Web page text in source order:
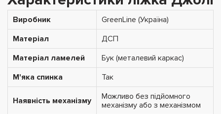
Виробник
GreenLine (Україна)
Матеріал
ДСП
Матеріал ламелей
Бук (металевий каркас)
М'яка спинка
Так
Наявність механізму
Можливо без підйомного
механізму або з механізмом